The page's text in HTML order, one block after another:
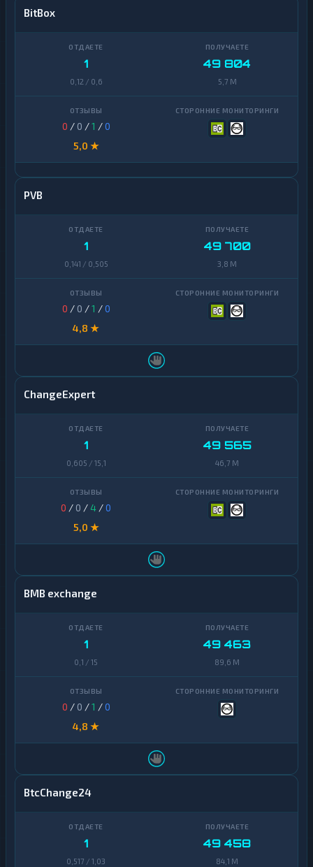
BitBox
1
0,12 / 0,6
49 804
5,7 M
0 / 0 /1 /0
5,0 ★
PVB
1
0,141 / 0,505
49 700
3,8 M
0 / 0 /1 /0
4,8 ★
ChangeExpert
1
0,605 / 15,1
49 565
46,7 M
0 / 0 / 4 /0
5,0 ★
BMB exchange
1
0,1 / 15
49 463
89,6 M
0 / 0 /1 /0
4,8 ★
BtcChange24
1
0,517 / 1,03
49 458
84,1 M